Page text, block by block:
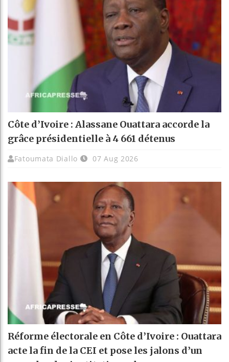
Côte d’Ivoire : Alassane Ouattara accorde la
grâce présidentielle à 4 661 détenus
Fatoumata Diallo 07 Aug 2026
Réforme électorale en Côte d’Ivoire : Ouattara
acte la fin de la CEI et pose les jalons d’un